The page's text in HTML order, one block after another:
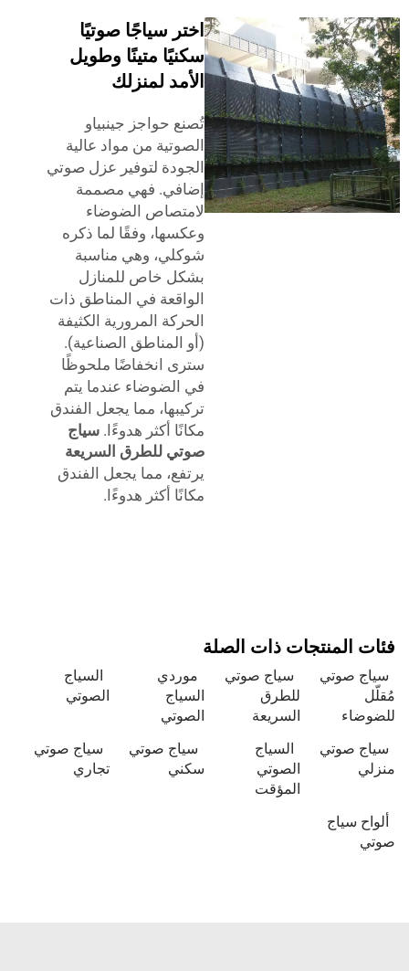
اختر سياجًا صوتيًا
سكنيًا متينًا وطويل
الأمد لمنزلك
تُصنع حواجز جينبياو
الصوتية من مواد عالية
الجودة لتوفير عزل صوتي
إضافي. فهي مصممة
لامتصاص الضوضاء
وعكسها، وفقًا لما ذكره
شوكلي، وهي مناسبة
بشكل خاص للمنازل
الواقعة في المناطق ذات
الحركة المرورية الكثيفة
(أو المناطق الصناعية).
سترى انخفاضًا ملحوظًا
في الضوضاء عندما يتم
تركيبها، مما يجعل الفندق
مكانًا أكثر هدوءًا.سياج
صوتي للطرق السريعة
يرتفع، مما يجعل الفندق
مكانًا أكثر هدوءًا.
المنتجات ذات الصلة
صوتي
سياج صوتي
للطرق
السريعة
موردي
السياج
الصوتي
السياج
الصوتي
صوتي
السياج
الصوتي
المؤقت
سياج صوتي
سكني
سياج صوتي
تجاري
سياج